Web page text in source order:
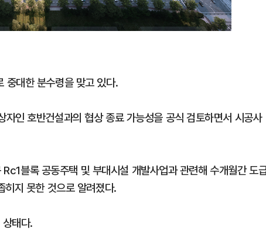
중대한 분수령을 맞고 있다.
인 호반건설과의 협상 종료 가능성을 공식 검토하면서 시공사
블록 공동주택 및 부대시설 개발사업과 관련해 수개월간 도
히지 못한 것으로 알려졌다.
태다.